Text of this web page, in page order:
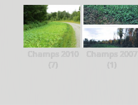
Champs 2010
(7)
Champs 2007
(1)